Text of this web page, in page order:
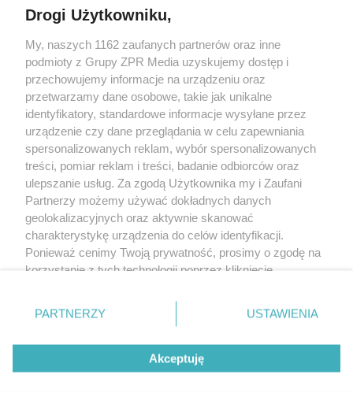
Żaden utwór zamieszczony w serwisie nie może być powielany i
rozpowszechniany lub dalej rozpowszechniany w jakikolwiek sposób (w
tym także elektroniczny lub mechaniczny) na jakimkolwiek polu
eksploatacji w jakiejkolwiek formie, włącznie z umieszczaniem w Internecie
bez pisemnej zgody właściciela praw. Jakiekolwiek użycie lub
wykorzystanie utworów w całości lub w części z naruszeniem prawa, tzn.
bez właściwej zgody, jest zabronione pod groźbą kary i może być ścigane
prawnie.
O nas
Drogi Użytkowniku,
My, naszych 1162 zaufanych partnerów oraz inne
podmioty z Grupy ZPR Media uzyskujemy dostęp i
przechowujemy informacje na urządzeniu oraz
przetwarzamy dane osobowe, takie jak unikalne
identyfikatory, standardowe informacje wysyłane przez
urządzenie czy dane przeglądania w celu zapewniania
spersonalizowanych reklam, wybór spersonalizowanych
treści, pomiar reklam i treści, badanie odbiorców oraz
ulepszanie usług. Za zgodą Użytkownika my i Zaufani
Partnerzy możemy używać dokładnych danych
geolokalizacyjnych oraz aktywnie skanować
charakterystykę urządzenia do celów identyfikacji.
Ponieważ cenimy Twoją prywatność, prosimy o zgodę na
korzystanie z tych technologii poprzez kliknięcie
zmienić/wycofać klikając przycisk ustawień prywatności
znajdujący się w lewym dolnym rogu strony
rodzaje przetwarzania danych nie wymagają zgody
użytkownika, ale masz prawo sprzeciwić się takiemu
przetwarzaniu. Preferencje będą miały zastosowanie tylko
PARTNERZY USTAWIENIA
Akceptuję